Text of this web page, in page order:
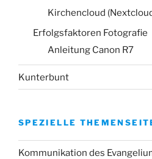
Kirchencloud
Erfolgsfaktoren Fotografie
Anleitung Canon R7
Kunterbunt
SPEZIELLE
Kommunikation des